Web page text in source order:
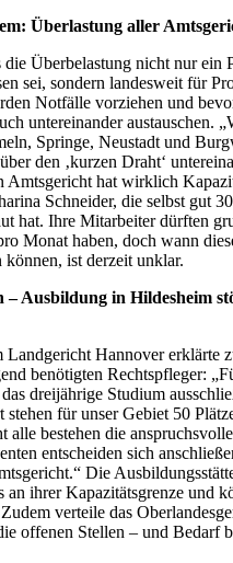
Überlastung aller
Überbelastung nicht nur ein
sei, sondern landesweit für
Notfälle vorziehen und
untereinander austauschen.
Springe, Neustadt und
den ‚kurzen Draht‘
Amtsgericht hat wirklich
Schneider, die selbst gut
hat. Ihre Mitarbeiter dürften
Monat haben, doch wann
ist derzeit unklar.
– Ausbildung in Hildesheim
Landgericht Hannover erklärte
benötigten Rechtspfleger:
dreijährige Studium
für unser Gebiet 50
alle bestehen die
entscheiden sich
Die
an ihrer Kapazitätsgrenze und
verteile das
offenen Stellen – und Bedarf